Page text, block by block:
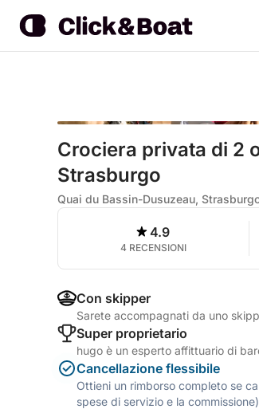
Crociera privata di 2
Strasburgo
Quai du Bassin-Dusuzeau,
4.9
4 RECENSIONI
Con skipper
Sarete accompagnati da uno
Super proprietario
hugo è un esperto affittuario di
Cancellazione flessibile
Ottieni un rimborso completo se
spese di servizio e la